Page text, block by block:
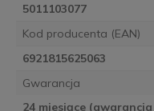
5011103077
Kod producenta (EAN)
6921815625063
Gwarancja
24 miesiące